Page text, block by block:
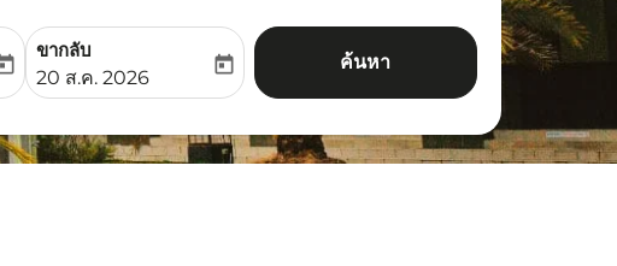
date-aria-label
ขากลับ
fc-booking-return-date-aria-label
20 ส.ค. 2026
today ค้นหา